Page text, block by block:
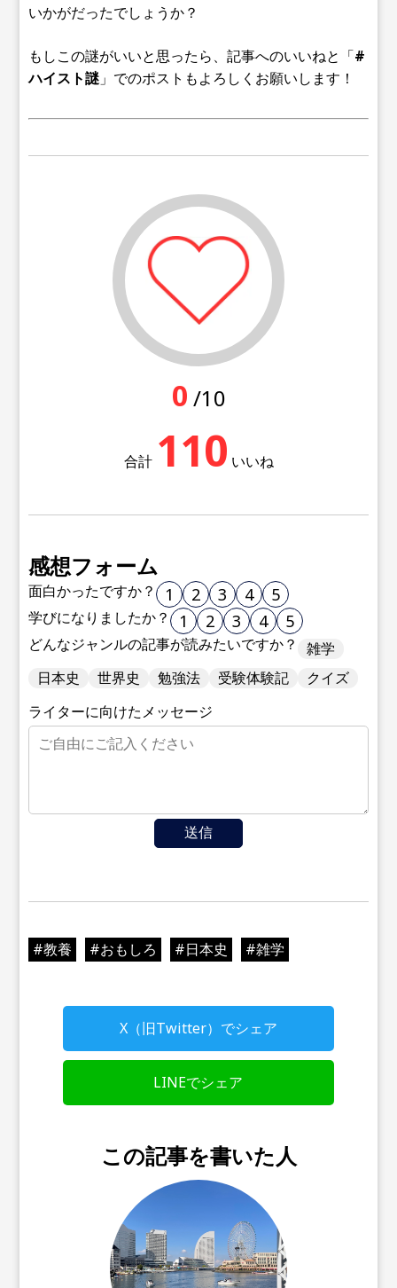
いかがだったでしょうか？
もしこの謎がいいと思ったら、記事へのいいねと「#
ハイスト謎 」でのポストもよろしくお願いします！
0 /10
合計 110 いいね
感想フォーム
面白かったですか？ 1 2 3 4 5
学びになりましたか？ 1 2 3 4 5
どんなジャンルの記事が読みたいですか？
雑学
日本史
世界史 勉強法 受験体験記
クイズ
ライターに向けたメッセージ
送信
#教養 #おもしろ #日本史 #雑学
X（旧Twitter）でシェア
LINEでシェア
この記事を書いた人